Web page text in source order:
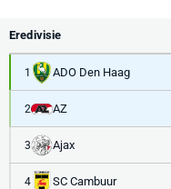
Eredivisie
1 ADO Den Haag
2 AZ
3 Ajax
4 SC Cambuur